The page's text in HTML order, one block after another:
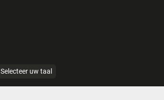
Selecteer uw taal